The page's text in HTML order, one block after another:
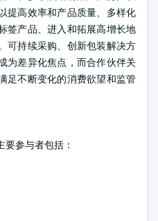
提高效率和产品质量、多样化
签产品、进入和拓展高增长地
可持续采购、创新包装解决方
为差异化焦点，而合作伙伴关
足不断变化的消费欲望和监管
参与者包括：